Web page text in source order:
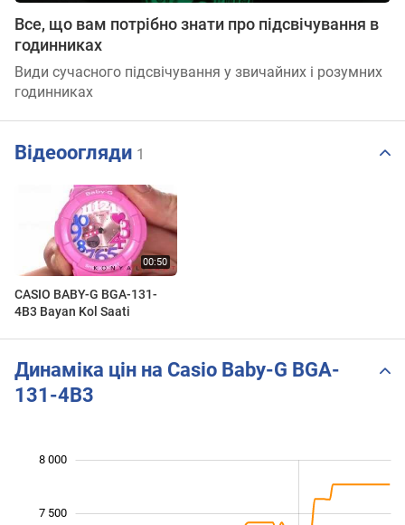
Все, що вам потрібно знати про підсвічування в
годинниках
Види сучасного підсвічування у звичайних і розумних
годинниках
Відеоогляди 1
CASIO BABY-G BGA-131-
4B3 Bayan Kol Saati
Динаміка цін на Casio Baby-G BGA-
131-4B3
7 500
8 000